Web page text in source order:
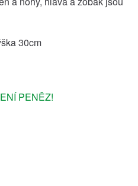
30cm
PENĚZ!